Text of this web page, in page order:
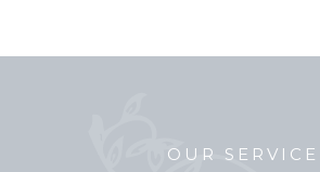
OUR SERVICE